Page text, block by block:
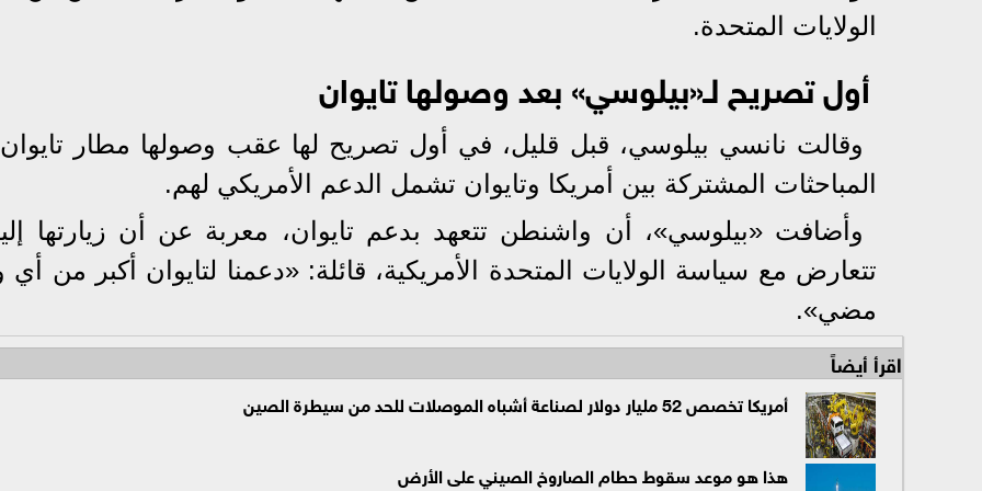
الولايات المتحدة.
أول تصريح لـ«بيلوسي» بعد وصولها تايوان
وقالت نانسي بيلوسي، قبل قليل، في أول تصريح لها عقب وصولها مطار
المباحثات المشتركة بين أمريكا وتايوان تشمل الدعم الأمريكي لهم.
وأضافت «بيلوسي»، أن واشنطن تتعهد بدعم تايوان، معربة عن أن زيارتها
تتعارض مع سياسة الولايات المتحدة الأمريكية، قائلة: «دعمنا لتايوان أكبر من
مضي».
اقرأ أيضاً
أمريكا تخصص 52 مليار دولار لصناعة أشباه الموصلات للحد من سيطرة الصين
هذا هو موعد سقوط حطام الصاروخ الصيني على الأرض